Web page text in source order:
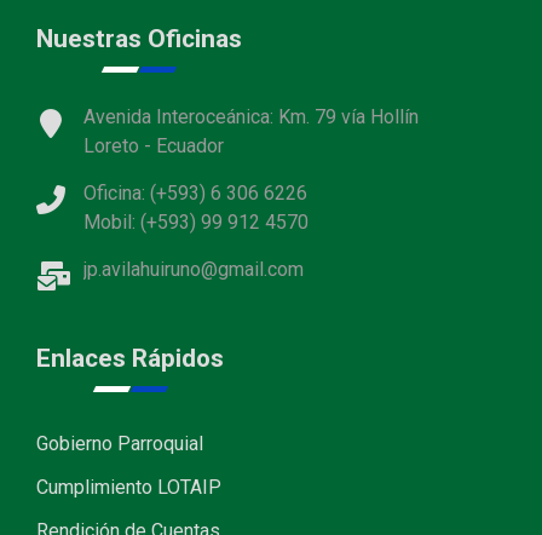
Nuestras Oficinas
Avenida Interoceánica: Km. 79 vía Hollín
Loreto - Ecuador
Oficina: (+593) 6 306 6226
Mobil: (+593) 99 912 4570
jp.avilahuiruno@gmail.com
Enlaces Rápidos
Gobierno Parroquial
Cumplimiento LOTAIP